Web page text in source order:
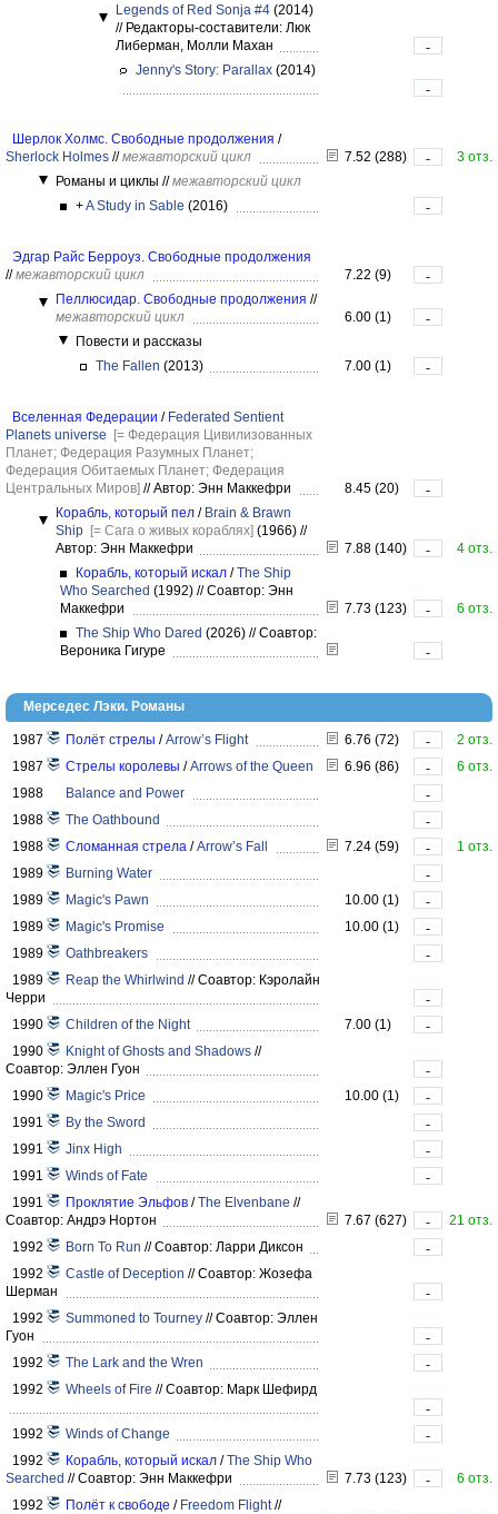
Legends of Red Sonja #4 (2014)
//Редакторы-составители: Люк
Либерман, Молли Махан
-
Jenny's Story: Parallax (2014)
-
Шерлок Холмс. Свободные продолжения /
Sherlock Holmes // межавторский цикл 7.52 (288) -
3 отз.
Романы и циклы // межавторский цикл
+A Study in Sable (2016) -
Эдгар Райс Берроуз. Свободные продолжения
// межавторский цикл 7.22 (9)
-
Пеллюсидар. Свободные продолжения //
межавторский цикл
6.00 (1)
-
Повести и рассказы
The Fallen (2013) 7.00 (1) -
Вселенная Федерации / Federated Sentient
Planets universe
[= Федерация Цивилизованных
Планет; Федерация Разумных Планет;
Федерация Обитаемых Планет; Федерация
Центральных Миров] //Автор: Энн Маккефри 8.45 (20)
-
Корабль, который пел / Brain & Brawn
Ship [= Сага о живых кораблях] (1966) //
Автор: Энн Маккефри
7.88 (140) -
4 отз.
Корабль, который искал /The Ship
Who Searched (1992) //Соавтор: Энн
Маккефри
7.73 (123) -
6 отз.
The Ship Who Dared (2026) //Соавтор:
Вероника Гигуре
-
Мерседес Лэки. Романы
1987 Полёт стрелы /Arrow’s Flight 6.76 (72) -
2 отз.
1987
Стрелы королевы /Arrows of the Queen 6.96 (86) -
6 отз.
1988
Balance and Power
-
1988
The Oathbound
-
1988
Сломанная стрела /Arrow’s Fall 7.24 (59) -
1 отз.
1989
Burning Water
-
1989
Magic's Pawn 10.00 (1)
-
1989
Magic's Promise 10.00 (1)
-
1989
Oathbreakers
-
1989
Reap the Whirlwind //Соавтор: Кэролайн
Черри
-
1990
Children of the Night 7.00 (1)
-
1990
Knight of Ghosts and Shadows //
Соавтор: Эллен Гуон
-
1990
Magic's Price 10.00 (1)
-
1991
By the Sword
-
1991
Jinx High
-
1991
Winds of Fate
-
1991
Проклятие Эльфов /The Elvenbane //
Соавтор: Андрэ Нортон
7.67 (627) -
21 отз.
1992
Born To Run //Соавтор: Ларри Диксон
-
1992
Castle of Deception //Соавтор: Жозефа
Шерман
-
1992
Summoned to Tourney //Соавтор: Эллен
Гуон
-
1992
The Lark and the Wren
-
1992
Wheels of Fire //Соавтор: Марк Шефирд
-
1992
Winds of Change
-
1992
Корабль, который искал /The Ship Who
Searched //Соавтор: Энн Маккефри 7.73 (123) -
6 отз.
1992
Полёт к свободе / Freedom Flight //